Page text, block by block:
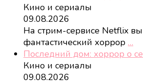
Кино и сериалы
09.08.2026
На стрим-сервисе Netflix
фантастический хоррор …
Последний дом: хоррор о
Кино и сериалы
09.08.2026